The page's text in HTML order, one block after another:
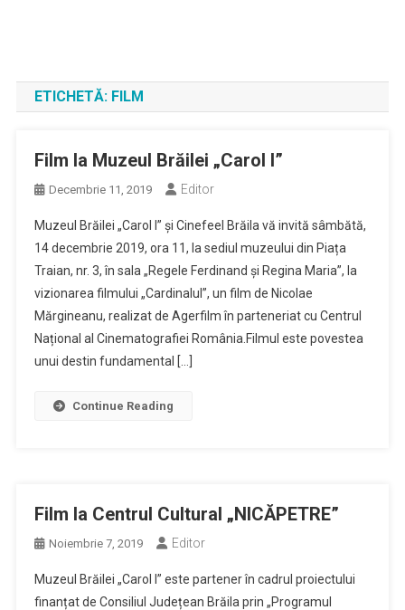
ETICHETĂ: FILM
Film la Muzeul Brăilei „Carol I”
Decembrie 11, 2019 Editor
Muzeul Brăilei „Carol I” și Cinefeel Brăila vă invită sâmbătă,
14 decembrie 2019, ora 11, la sediul muzeului din Piața
Traian, nr. 3, în sala „Regele Ferdinand și Regina Maria”, la
vizionarea filmului „Cardinalul”, un film de Nicolae
Mărgineanu, realizat de Agerfilm în parteneriat cu Centrul
Național al Cinematografiei România.Filmul este povestea
unui destin fundamental […]
Continue Reading
Film la Centrul Cultural „NICĂPETRE”
Noiembrie 7, 2019 Editor
Muzeul Brăilei „Carol I” este partener în cadrul proiectului
finanțat de Consiliul Județean Brăila prin „Programul